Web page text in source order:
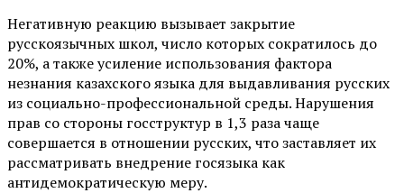
Негативную реакцию вызывает закрытие
русскоязычных школ, число которых сократилось до
20%, а также усиление использования фактора
незнания казахского языка для выдавливания русских
из социально-профессиональной среды. Нарушения
прав со стороны госструктур в 1,3 раза чаще
совершается в отношении русских, что заставляет их
рассматривать внедрение госязыка как
антидемократическую меру.